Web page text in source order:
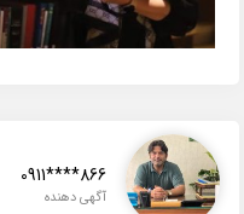
0911****866
آگهی دهنده